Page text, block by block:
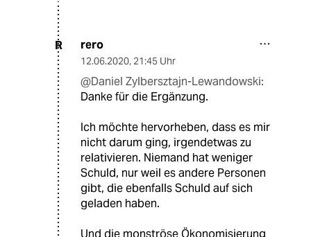
R rero
12.06.2020, 21:45 Uhr
@Daniel Zylbersztajn-Lewandowski:
Danke für die Ergänzung.
Ich möchte hervorheben, dass es mir
nicht darum ging, irgendetwas zu
relativieren. Niemand hat weniger
Schuld, nur weil es andere Personen
gibt, die ebenfalls Schuld auf sich
geladen haben.